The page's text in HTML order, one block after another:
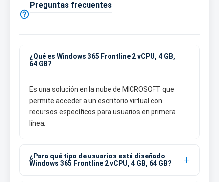

Preguntas frecuentes
¿Qué es Windows 365 Frontline 2 vCPU, 4 GB,
64 GB?
Es una solución en la nube de MICROSOFT que
permite acceder a un escritorio virtual con
recursos específicos para usuarios en primera
línea.
¿Para qué tipo de usuarios está diseñado
Windows 365 Frontline 2 vCPU, 4 GB, 64 GB?